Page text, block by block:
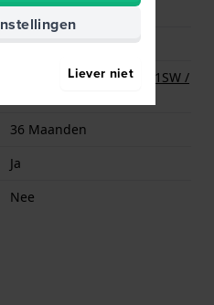
Analoog
Quartz
Renata R379 379 / SR521SW /
36 Maanden
Ja
Nee
Liever niet